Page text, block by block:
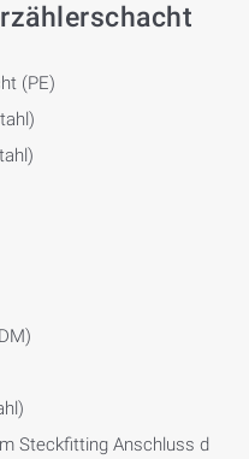
(PE)
Steckfitting Anschluss d